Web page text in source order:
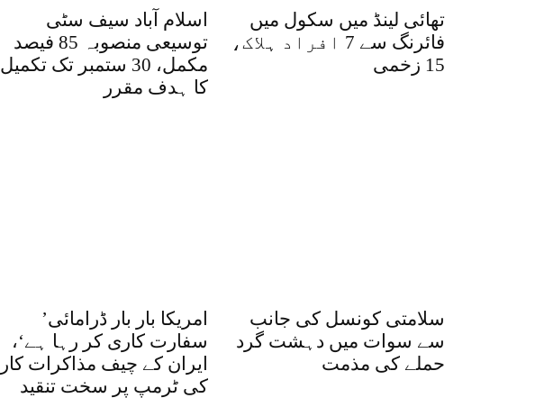
اسلام آباد سیف سٹی
توسیعی منصوبہ 85 فیصد
مکمل، 30 ستمبر تک تکمیل
کا ہدف مقرر
تھائی لینڈ میں سکول میں
فائرنگ سے 7 افراد ہلاک،
15 زخمی
’امریکا بار بار ڈرامائی
سفارت کاری کر رہا ہے‘،
ایران کے چیف مذاکرات کار
کی ٹرمپ پر سخت تنقید
سلامتی کونسل کی جانب
سے سوات میں دہشت گرد
حملے کی مذمت